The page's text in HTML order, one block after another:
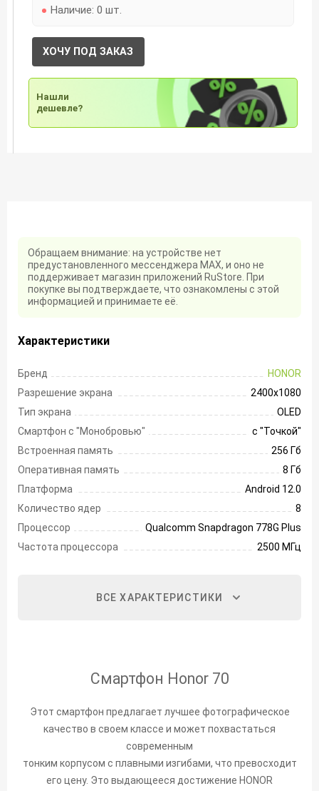
Наличие: 0 шт.
ХОЧУ ПОД ЗАКАЗ
Нашли
дешевле?
Обращаем внимание: на устройстве нет
предустановленного мессенджера MAX, и оно не
поддерживает магазин приложений RuStore. При
покупке вы подтверждаете, что ознакомлены с этой
информацией и принимаете её.
Характеристики
Бренд
HONOR
Разрешение экрана
2400х1080
Тип экрана
OLED
Смартфон с "Монобровью"
с "Точкой"
Встроенная память
256 Гб
Оперативная память
8 Гб
Платформа
Android 12.0
Количество ядер
8
Процессор
Qualcomm Snapdragon 778G Plus
Частота процессора
2500 МГц
ВСЕ ХАРАКТЕРИСТИКИ
Смартфон Honor 70
Этот смартфон предлагает лучшее фотографическое
качество в своем классе и может похвастаться
современным
тонким корпусом с плавными изгибами, что превосходит
его цену. Это выдающееся достижение HONOR